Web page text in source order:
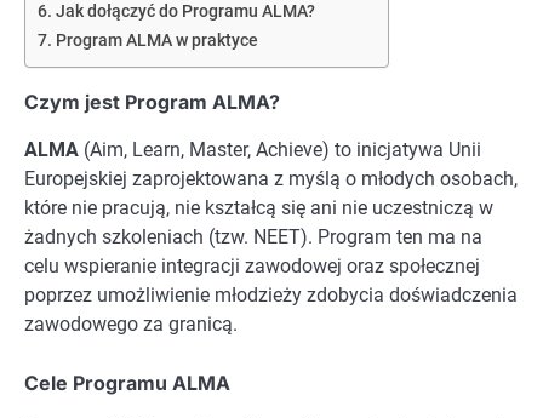
Jak dołączyć do Programu ALMA?
Program ALMA w praktyce
Czym jest Program ALMA?
ALMA (Aim, Learn, Master, Achieve) to inicjatywa Unii
Europejskiej zaprojektowana z myślą o młodych osobach,
które nie pracują, nie kształcą się ani nie uczestniczą w
żadnych szkoleniach (tzw. NEET). Program ten ma na
celu wspieranie integracji zawodowej oraz społecznej
poprzez umożliwienie młodzieży zdobycia doświadczenia
zawodowego za granicą.
Cele Programu ALMA